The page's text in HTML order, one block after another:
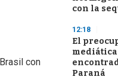
con
con la
12:18
El
Paraná